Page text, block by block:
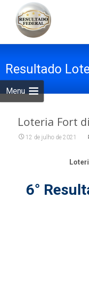
Menu
Resultado
Loteria Fort
12 de julho de 2021
6°